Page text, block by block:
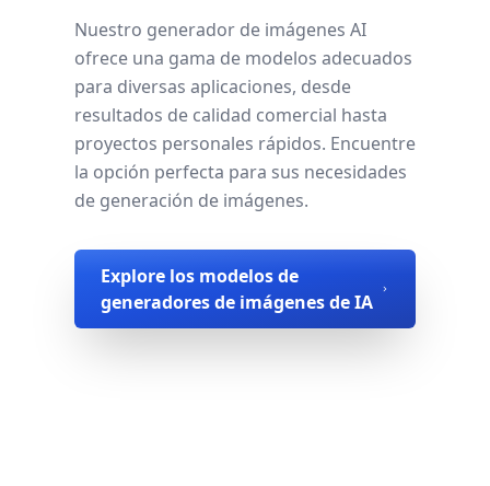
Nuestro generador de imágenes AI
ofrece una gama de modelos adecuados
para diversas aplicaciones, desde
resultados de calidad comercial hasta
proyectos personales rápidos. Encuentre
la opción perfecta para sus necesidades
de generación de imágenes.
Explore los modelos de
generadores de imágenes de IA